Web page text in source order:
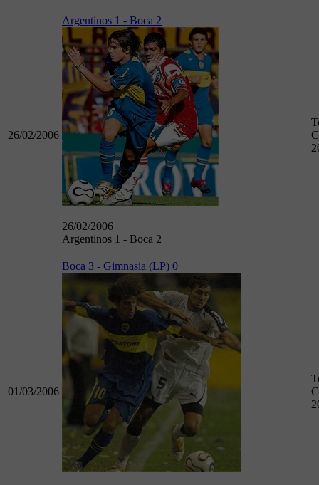
26/02/2006
Argentinos 1 - Boca 2
26/02/2006
Argentinos 1 - Boca 2
01/03/2006
Boca 3 - Gimnasia (LP) 0